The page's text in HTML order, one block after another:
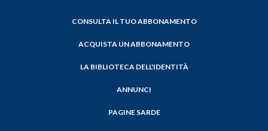
CONSULTA IL TUO ABBONAMENTO
ACQUISTA UN ABBONAMENTO
LA BIBLIOTECA DELL'IDENTITÀ
ANNUNCI
PAGINE SARDE